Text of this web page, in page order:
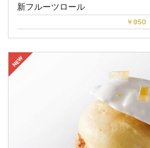
新フルーツロール
￥950